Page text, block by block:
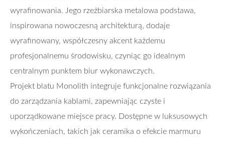
wyrafinowania. Jego rzeźbiarska metalowa podstawa,
inspirowana nowoczesną architekturą, dodaje
wyrafinowany, współczesny akcent każdemu
profesjonalnemu środowisku, czyniąc go idealnym
centralnym punktem biur wykonawczych.
Projekt blatu Monolith integruje funkcjonalne rozwiązania
do zarządzania kablami, zapewniając czyste i
uporządkowane miejsce pracy. Dostępne w luksusowych
wykończeniach, takich jak ceramika o efekcie marmuru